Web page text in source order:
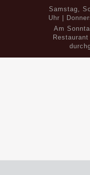
Samstag,
Uhr |
Am